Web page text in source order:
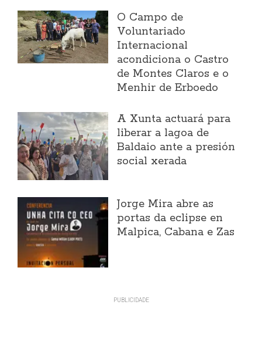
O Campo de
Voluntariado
Internacional
acondiciona o Castro
de Montes Claros e o
Menhir de Erboedo
A Xunta actuará para
liberar a lagoa de
Baldaio ante a presión
social xerada
Jorge Mira abre as
portas da eclipse en
Malpica, Cabana e Zas